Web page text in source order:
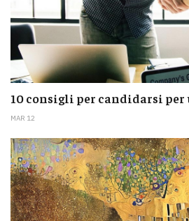
10 consigli per candidarsi per
MAR 12